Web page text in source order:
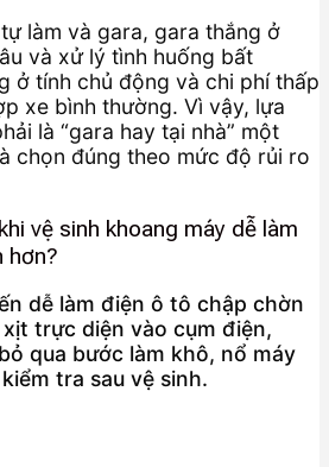
làm và gara, gara thắng ở
và xử lý tình huống bất
ở tính chủ động và chi phí thấp
xe bình thường. Vì vậy, lựa
là “gara hay tại nhà” một
chọn đúng theo mức độ rủi ro
vệ sinh khoang máy dễ làm
hơn?
dễ làm điện ô tô chập chờn
trực diện vào cụm điện,
qua bước làm khô, nổ máy
tra sau vệ sinh.